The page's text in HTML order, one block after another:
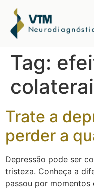
Tag:
Trate a
perder a
Depressão pode ser
tristeza. Conheça a
passou por